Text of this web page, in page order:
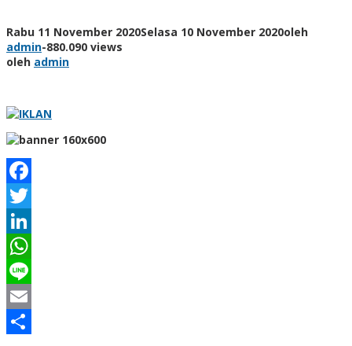
Rabu 11 November 2020Selasa 10 November 2020oleh
admin-880.090 views
oleh admin
Facebook
Twitter
LinkedIn
WhatsApp
Line
Email